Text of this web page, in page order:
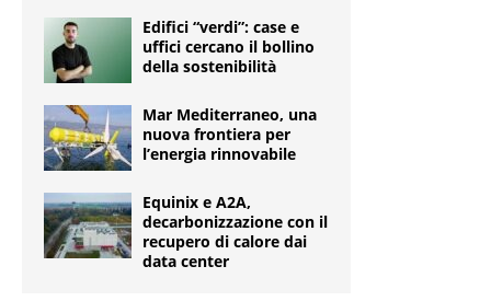
Edifici “verdi”: case e
uffici cercano il bollino
della sostenibilità
Mar Mediterraneo, una
nuova frontiera per
l’energia rinnovabile
Equinix e A2A,
decarbonizzazione con il
recupero di calore dai
data center